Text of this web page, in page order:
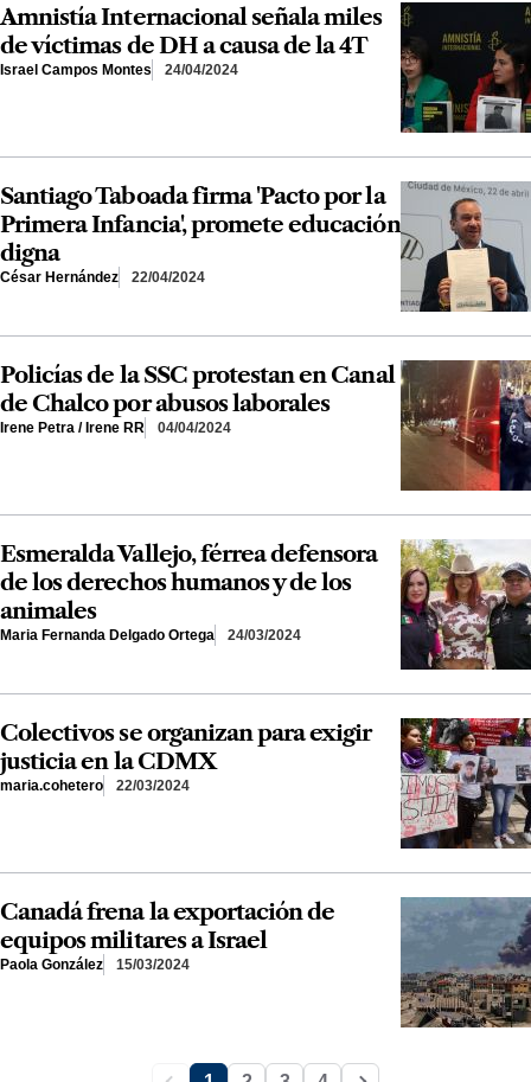
Amnistía Internacional señala miles
de víctimas de DH a causa de la 4T
Israel Campos Montes 24/04/2024
Santiago Taboada firma 'Pacto por la
Primera Infancia', promete educación
digna
César Hernández 22/04/2024
Policías de la SSC protestan en Canal
de Chalco por abusos laborales
Irene Petra / Irene RR 04/04/2024
Esmeralda Vallejo, férrea defensora
de los derechos humanos y de los
animales
Maria Fernanda Delgado Ortega 24/03/2024
Colectivos se organizan para exigir
justicia en la CDMX
maria.cohetero 22/03/2024
Canadá frena la exportación de
equipos militares a Israel
Paola González 15/03/2024